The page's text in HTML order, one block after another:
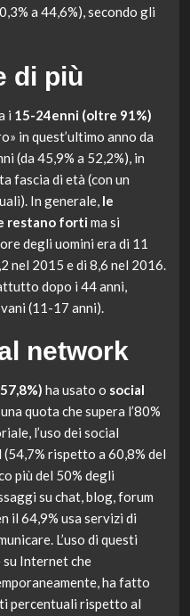
a 44,6%), secondo gli
di più
i 15-24enni (oltre 91%)
in quest’ultimo anno da
(da 45,9% a 52,2%), in
fascia di età (con un
In generale, le
restano forti ma si
degli uomini era di 11
nel 2015 e di 8,6 nel 2016.
dopo i 44 anni,
(11-17 anni).
network
ha usato o social
una quota che supera l’80%
l’uso dei social
rispetto a 60,8% del
più del 50% degli
su chat, blog, forum
il 64,9% usa servizi di
L’uso di questi
Internet che
ha fatto
percentuali rispetto al